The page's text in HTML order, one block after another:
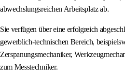
abwechslungsreichen Arbeitsplatz ab.
Sie verfügen über eine erfolgreich
gewerblich-technischen Bereich,
Zerspanungsmechaniker,
zum Messtechniker.